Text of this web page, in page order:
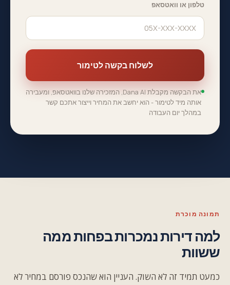
טלפון או וואטסאפ
לשלוח בקשה לטימור
את הבקשה מקבלת Dana AI, המזכירה שלנו בוואטסאפ, ומעבירה
אותה מיד לטימור - הוא יחשב את המחיר וייצור אתכם קשר
במהלך יום העבודה
תמונה מוכרת
למה דירות נמכרות בפחות ממה
ששוות
כמעט תמיד זה לא השוק. העניין הוא שהנכס פורסם במחיר לא